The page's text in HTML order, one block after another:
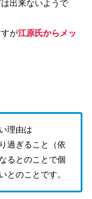
出来ないようで
が江原氏からメッ
理由は
過ぎること（依
るとのことで個
とのことです。